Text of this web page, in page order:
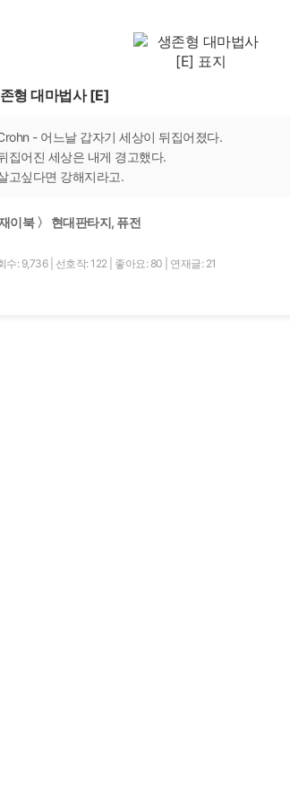
형 대마법사 [E]
- 어느날 갑자기 세상이 뒤집어졌다.
집어진 세상은 내게 경고했다.
고싶다면 강해지라고.
이북 〉 현대판타지, 퓨전
수: 9,736 선호작: 122 좋아요: 80 연재글: 21